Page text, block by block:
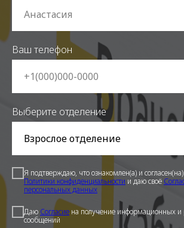
Ваш телефон
Выберите отделение
Я подтверждаю, что ознакомлен(а) и
Политики конфиденциальности и даю своё
персональных данных
Даю Cогласие на получение информационных
сообщений